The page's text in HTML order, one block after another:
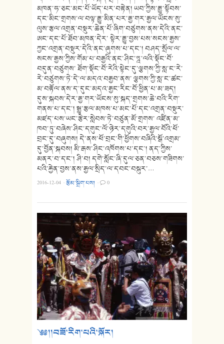
མཁན་ཧ་ཅང་མང་པོ་ཡོད་པར་བརྟེན། ཡབ་ཀྱིས་རྒྱུ་སྟོབས་
དང་མིང་གྲགས་ལ་བལྟ་རྒྱུ་མིན་པར་རྒྱ་གར་རྒྱལ་ཡོངས་སུ་
ལུས་རྩལ་འགྲན་བསྡུར་ཆེན་པོ་ཞིག་བཙུགས་ནས་དེའི་ནང་
ཨང་དང་པོ་ཐོབ་མཁན་དེར་ སྟེར་རྒྱུ་བྱས་པས་སངས་རྒྱས་
ཀྱང་འགྲན་བསྡུར་དེའི་ནང་ཞུགས་པ་དང་། བཤད་སྲོལ་ལ་
སངས་རྒྱས་ཀྱིས་གོམ་པ་བརྒྱའི་ནང་ཤིང་ཏྰ་ལའི་སྡོང་བོ་
བདུན་བཙུགས་ ཐོག་སྡོང་བོ་རེའི་སྟེང་དུ་ལྕགས་ཀྱི་སླ་ང་རེ་
རེ་བཙུགས་ཏེ་དེ་ལ་མདའ་བརྒྱབ་ནས་ ལྕགས་ཀྱི་སླ་ང་ཚང་
མ་བརྟོལ་ནས་ད་དུང་མདའ་རྒྱང་རིང་བོ་ཕྱིན་པ་མ་ཟད།
དུས་སྐབས་དེར་རྒྱ་གར་ཡོངས་སུ་སྐད་གྲགས་ཆེ་བའི་རིག་
གནས་པ་དང་། སྒྱུ་རྩལ་མཁས་པ་མང་པོ་དང་འགྲན་བསྡུར་
མཛད་པས་ཡང་རྩེར་སླེབས་ཏེ་བཙུན་མོ་གྲགས་ འཛིན་མ་
ཁབ་ཏུ་བཞེས་ཤིང་དགུང་ལོ་ཉེར་དགུའི་བར་རྒྱལ་བོའི་ཕོ་
བྲང་དུ་བཞུགས། དེ་ནས་ཕོ་བྲང་གི་ཕྱོགས་བཞིའི་སྒོ་འགྲམ་
དུ་བྱོན་སྐབས། མི་རྒས་ཤིང་འཁོགས་པ་དང་། ནད་ཀྱིས་
མནར་བ་དང་། ཤི་བ། དགེ་སློང་ཞི་དུལ་ཅན་བཅས་གཟིགས་
པའི་རྐྱེན་བྱས་ནས་རྒྱལ་སྲིད་ལ་དབང་བསྐུར་…
2016-12-04 ·རྩོམ་སྒྲིག་པས། · 0
༄༅།།བཟོ་རིག་པའི་སྐོར།